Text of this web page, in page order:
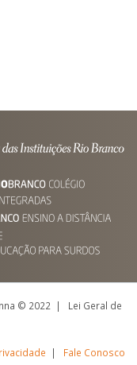
© 2022 | Lei Geral de
| Fale Conosco